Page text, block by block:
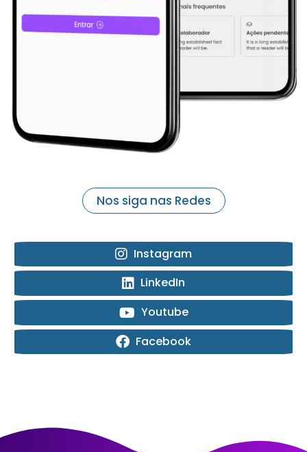
Nos siga nas Redes
Instagram
LinkedIn
Youtube
Facebook